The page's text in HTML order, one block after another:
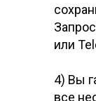
или
4) Вы
все